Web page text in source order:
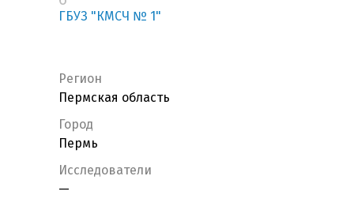
ГБУЗ "КМСЧ № 1"
Регион
Пермская область
Город
Пермь
Исследователи
—